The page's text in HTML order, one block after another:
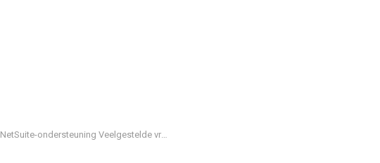
NetSuite-ondersteuning Veelgestelde vragen: antwoorden